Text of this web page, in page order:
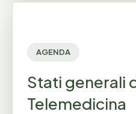
AGENDA
Stati generali
Telemedicina